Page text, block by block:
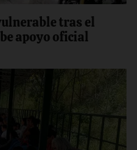
tras el
apoyo oficial